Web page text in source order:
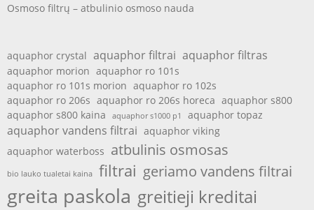
Osmoso filtrų – atbulinio osmoso nauda
aquaphor crystal aquaphor filtrai aquaphor filtras
aquaphor morion aquaphor ro 101s
aquaphor ro 101s morion aquaphor ro 102s
aquaphor ro 206s aquaphor ro 206s horeca aquaphor s800
aquaphor s800 kaina
aquaphor s1000 p1 aquaphor topaz
aquaphor vandens filtrai aquaphor viking
aquaphor waterboss atbulinis osmosas
bio lauko tualetai kaina filtrai geriamo vandens filtrai
greita paskola greitieji kreditai